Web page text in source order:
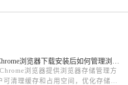
浏览器提供浏览器存储管理方
可清理缓存和占用空间，优化存储使